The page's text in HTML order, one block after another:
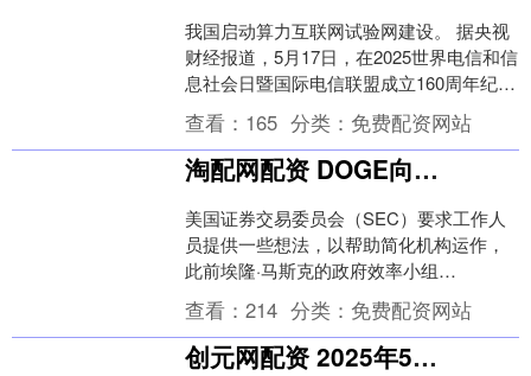
我国启动算力互联网试验网建设。 据央视
财经报道，5月17日，在2025世界电信和信
息社会日暨国际电信联盟成立160周年纪念
活动上，中国电信、中国移动、中国联通
三....
查看： 165 分类： 免费配资网站
淘配网配资 DOGE向美国证券交易委员会工作人员征求效率建议
美国证券交易委员会（SEC）要求工作人
员提供一些想法，以帮助简化机构运作，
此前埃隆·马斯克的政府效率小组
（DOGE）已进驻该监管机构。 SEC首席
运营官肯·约翰....
查看： 214 分类： 免费配资网站
创元网配资 2025年5月13日全国主要批发市场杨梅价格行情